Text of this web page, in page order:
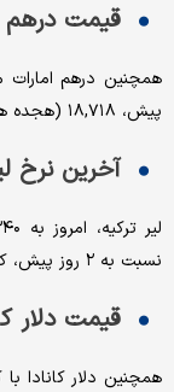
قیمت درهم
پیش، ۱۸,۷۱۸ (هجده هزار و هفتصد و هجده ) تومان معامله شد.
آخرین نرخ
نسبت به ۲ روز پیش، کاهش ۰.۸۵ درصدی داشته است.
قیمت دلار